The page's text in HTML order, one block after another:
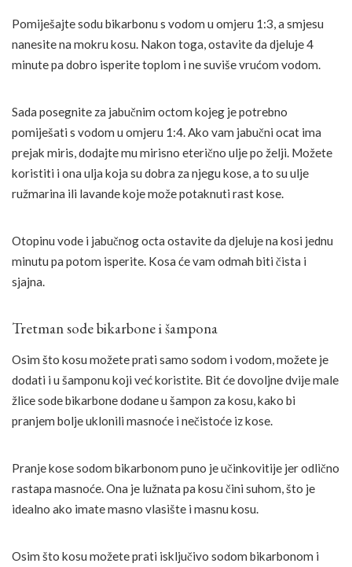
Pomiješajte sodu bikarbonu s vodom u omjeru 1:3, a smjesu
nanesite na mokru kosu. Nakon toga, ostavite da djeluje 4
minute pa dobro isperite toplom i ne suviše vrućom vodom.
Sada posegnite za jabučnim octom kojeg je potrebno
pomiješati s vodom u omjeru 1:4. Ako vam jabučni ocat ima
prejak miris, dodajte mu mirisno eterično ulje po želji. Možete
koristiti i ona ulja koja su dobra za njegu kose, a to su ulje
ružmarina ili lavande koje može potaknuti rast kose.
Otopinu vode i jabučnog octa ostavite da djeluje na kosi jednu
minutu pa potom isperite. Kosa će vam odmah biti čista i
sjajna.
Tretman sode bikarbone i šampona
Osim što kosu možete prati samo sodom i vodom, možete je
dodati i u šamponu koji već koristite. Bit će dovoljne dvije male
žlice sode bikarbone dodane u šampon za kosu, kako bi
pranjem bolje uklonili masnoće i nečistoće iz kose.
Pranje kose sodom bikarbonom puno je učinkovitije jer odlično
rastapa masnoće. Ona je lužnata pa kosu čini suhom, što je
idealno ako imate masno vlasište i masnu kosu.
Osim što kosu možete prati isključivo sodom bikarbonom i